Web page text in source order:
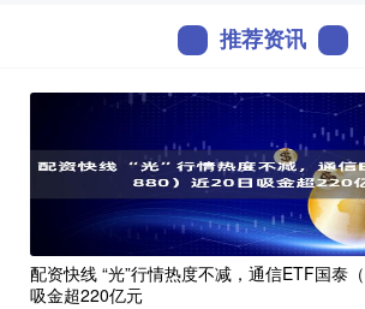
推荐资讯
配资快线 “光”行情热度不减，通信ETF国泰
吸金超220亿元